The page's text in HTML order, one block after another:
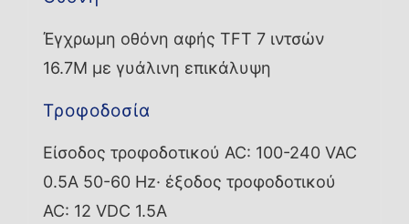
Έγχρωμη οθόνη αφής TFT 7 ιντσών
16.7M με γυάλινη επικάλυψη
Τροφοδοσία
Είσοδος τροφοδοτικού AC: 100-240 VAC
0.5A 50-60 Hz· έξοδος τροφοδοτικού
AC: 12 VDC 1.5A